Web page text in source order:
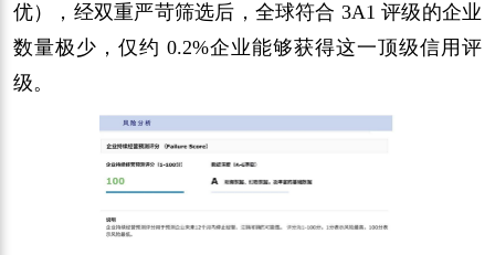
优），经双重严苛筛选后，全球符合 3A1 评级的企业
数量极少，仅约 0.2%企业能够获得这一顶级信用评
级。